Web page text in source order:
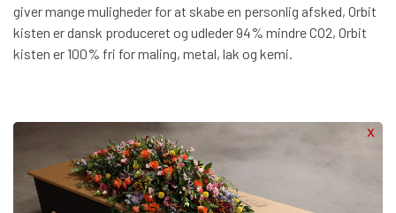
giver mange muligheder for at skabe en personlig afsked, Orbit
kisten er dansk produceret og udleder 94% mindre CO2, Orbit
kisten er 100% fri for maling, metal, lak og kemi.